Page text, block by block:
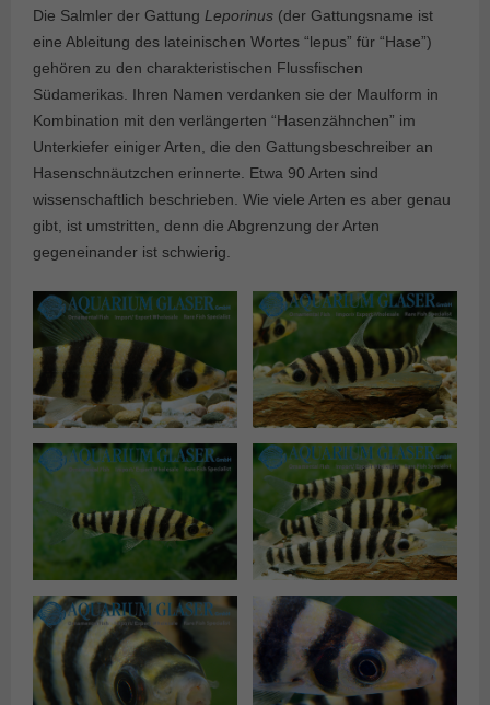
Die Salmler der Gattung Leporinus (der Gattungsname ist
eine Ableitung des lateinischen Wortes “lepus” für “Hase”)
gehören zu den charak­teristischen Flussfischen
Südamerikas. Ihren Namen verdanken sie der Maulform in
Kombination mit den verlängerten “Hasenzähnchen” im
Unterkiefer einiger Arten, die den Gattungsbeschreiber an
Hasenschnäutz­chen erinnerte. Etwa 90 Arten sind
wissenschaftlich beschrieben. Wie viele Arten es aber genau
gibt, ist umstritten, denn die Abgrenzung der Arten
gegeneinander ist schwierig.